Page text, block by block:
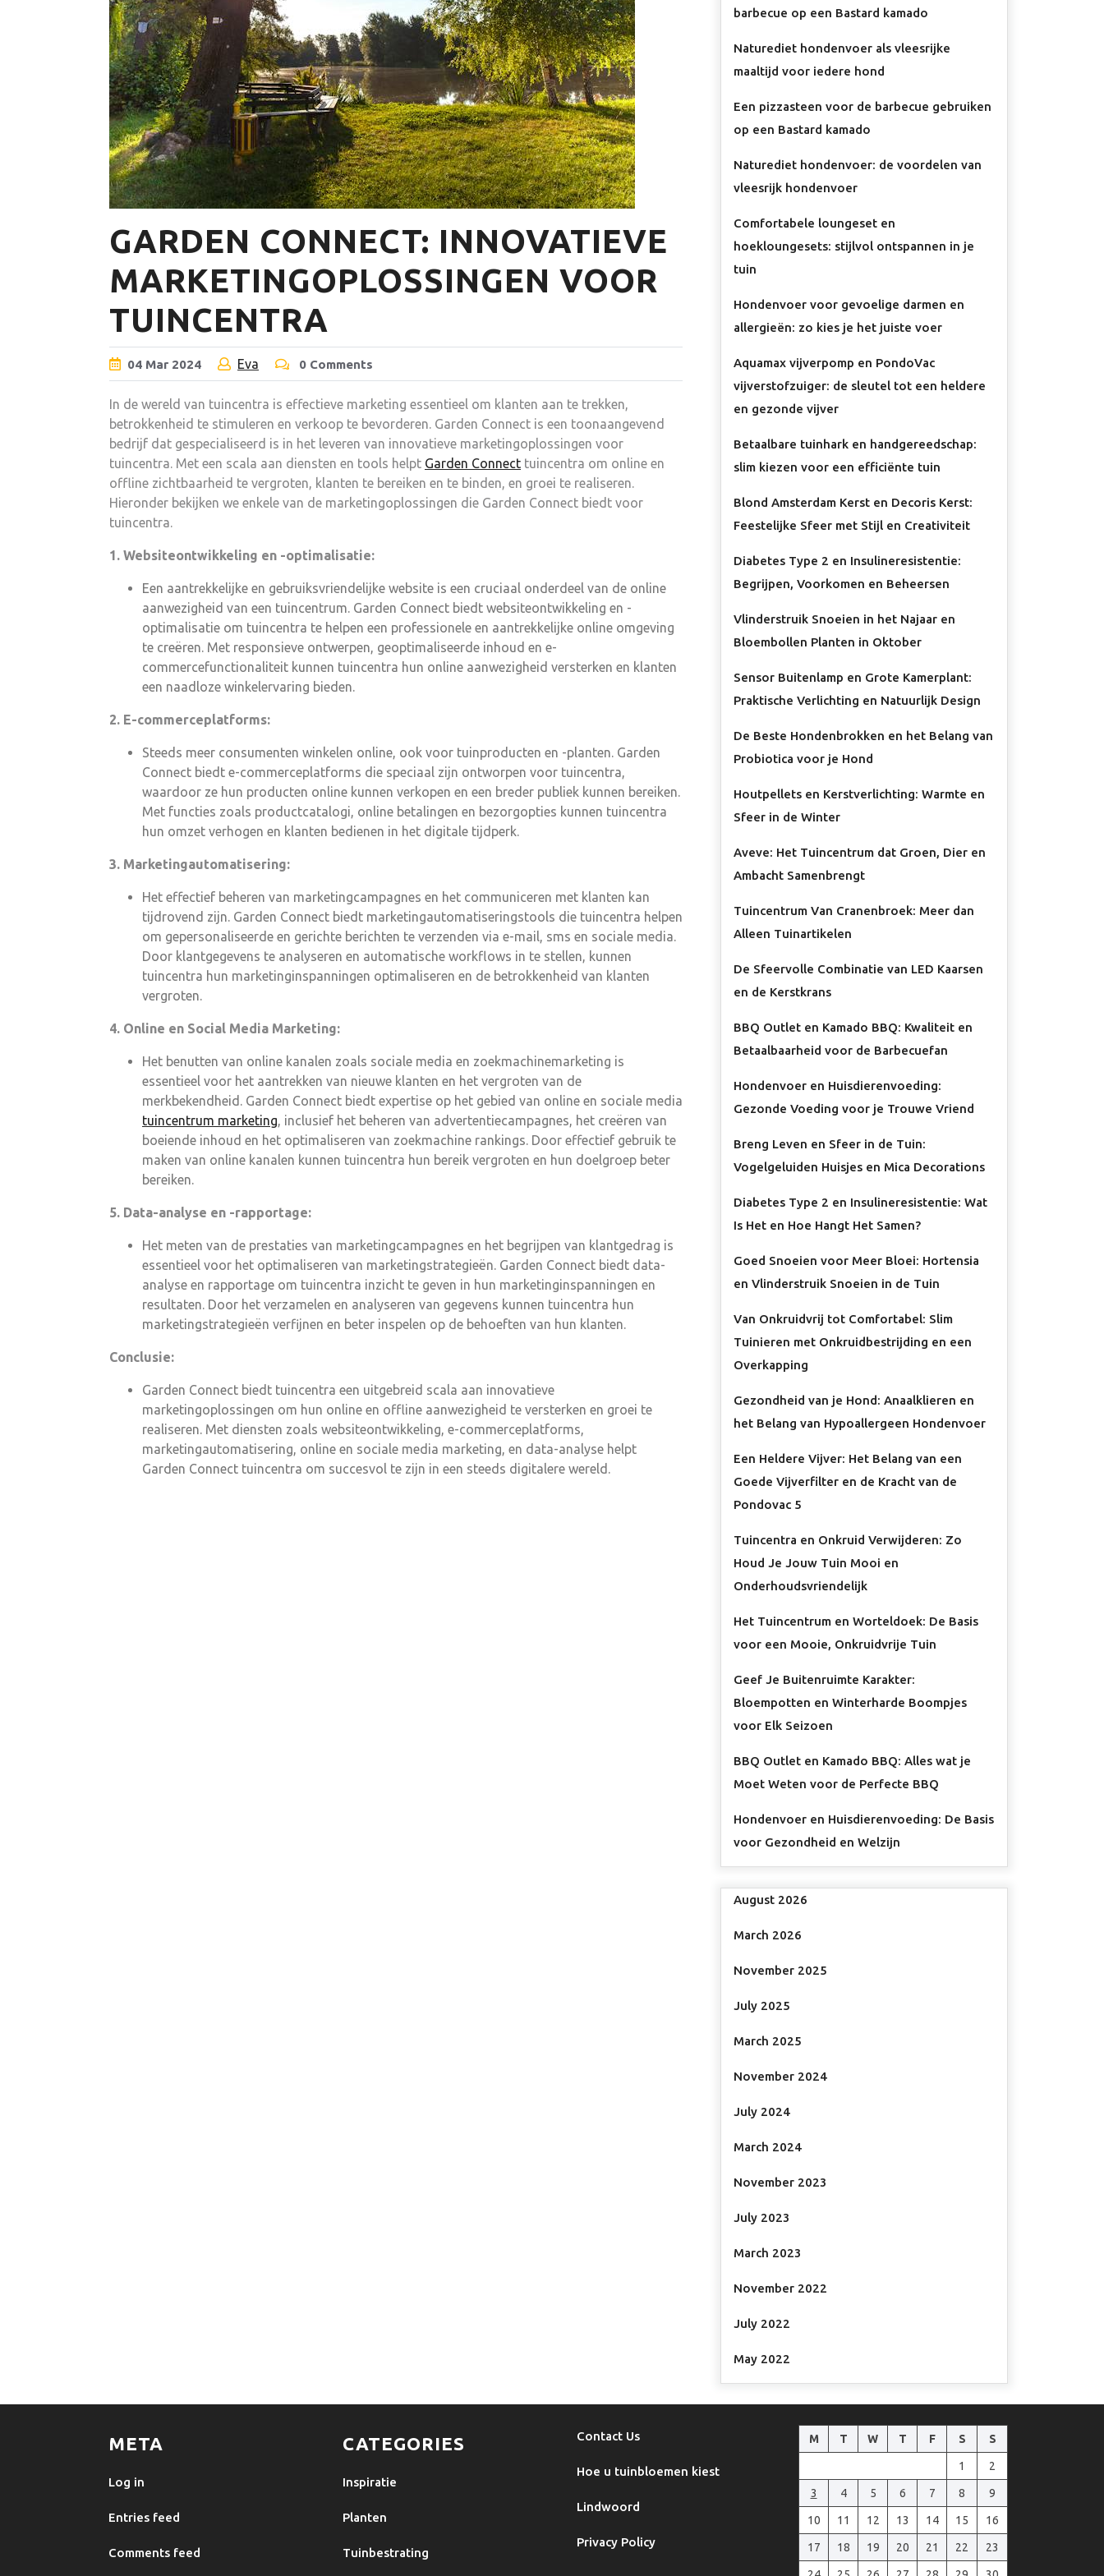
GARDEN CONNECT: INNOVATIEVE
MARKETINGOPLOSSINGEN VOOR
TUINCENTRA
04 Mar 2024 Eva 0 Comments
In de wereld van tuincentra is effectieve marketing essentieel om klanten aan te trekken,
betrokkenheid te stimuleren en verkoop te bevorderen. Garden Connect is een toonaangevend
bedrijf dat gespecialiseerd is in het leveren van innovatieve marketingoplossingen voor
tuincentra. Met een scala aan diensten en tools helpt Garden Connect tuincentra om online en
offline zichtbaarheid te vergroten, klanten te bereiken en te binden, en groei te realiseren.
Hieronder bekijken we enkele van de marketingoplossingen die Garden Connect biedt voor
tuincentra.
1. Websiteontwikkeling en -optimalisatie:
Een aantrekkelijke en gebruiksvriendelijke website is een cruciaal onderdeel van de online
aanwezigheid van een tuincentrum. Garden Connect biedt websiteontwikkeling en -
optimalisatie om tuincentra te helpen een professionele en aantrekkelijke online omgeving
te creëren. Met responsieve ontwerpen, geoptimaliseerde inhoud en e-
commercefunctionaliteit kunnen tuincentra hun online aanwezigheid versterken en klanten
een naadloze winkelervaring bieden.
2. E-commerceplatforms:
Steeds meer consumenten winkelen online, ook voor tuinproducten en -planten. Garden
Connect biedt e-commerceplatforms die speciaal zijn ontworpen voor tuincentra,
waardoor ze hun producten online kunnen verkopen en een breder publiek kunnen bereiken.
Met functies zoals productcatalogi, online betalingen en bezorgopties kunnen tuincentra
hun omzet verhogen en klanten bedienen in het digitale tijdperk.
3. Marketingautomatisering:
Het effectief beheren van marketingcampagnes en het communiceren met klanten kan
tijdrovend zijn. Garden Connect biedt marketingautomatiseringstools die tuincentra helpen
om gepersonaliseerde en gerichte berichten te verzenden via e-mail, sms en sociale media.
Door klantgegevens te analyseren en automatische workflows in te stellen, kunnen
tuincentra hun marketinginspanningen optimaliseren en de betrokkenheid van klanten
vergroten.
4. Online en Social Media Marketing:
Het benutten van online kanalen zoals sociale media en zoekmachinemarketing is
essentieel voor het aantrekken van nieuwe klanten en het vergroten van de
merkbekendheid. Garden Connect biedt expertise op het gebied van online en sociale media
tuincentrum marketing, inclusief het beheren van advertentiecampagnes, het creëren van
boeiende inhoud en het optimaliseren van zoekmachine rankings. Door effectief gebruik te
maken van online kanalen kunnen tuincentra hun bereik vergroten en hun doelgroep beter
bereiken.
5. Data-analyse en -rapportage:
Het meten van de prestaties van marketingcampagnes en het begrijpen van klantgedrag is
essentieel voor het optimaliseren van marketingstrategieën. Garden Connect biedt data-
analyse en rapportage om tuincentra inzicht te geven in hun marketinginspanningen en
resultaten. Door het verzamelen en analyseren van gegevens kunnen tuincentra hun
marketingstrategieën verfijnen en beter inspelen op de behoeften van hun klanten.
Conclusie:
Garden Connect biedt tuincentra een uitgebreid scala aan innovatieve
marketingoplossingen om hun online en offline aanwezigheid te versterken en groei te
realiseren. Met diensten zoals websiteontwikkeling, e-commerceplatforms,
marketingautomatisering, online en sociale media marketing, en data-analyse helpt
Garden Connect tuincentra om succesvol te zijn in een steeds digitalere wereld.
barbecue op een Bastard kamado
Naturediet hondenvoer als vleesrijke
maaltijd voor iedere hond
Een pizzasteen voor de barbecue gebruiken
op een Bastard kamado
Naturediet hondenvoer: de voordelen van
vleesrijk hondenvoer
Comfortabele loungeset en
hoekloungesets: stijlvol ontspannen in je
tuin
Hondenvoer voor gevoelige darmen en
allergieën: zo kies je het juiste voer
Aquamax vijverpomp en PondoVac
vijverstofzuiger: de sleutel tot een heldere
en gezonde vijver
Betaalbare tuinhark en handgereedschap:
slim kiezen voor een efficiënte tuin
Blond Amsterdam Kerst en Decoris Kerst:
Feestelijke Sfeer met Stijl en Creativiteit
Diabetes Type 2 en Insulineresistentie:
Begrijpen, Voorkomen en Beheersen
Vlinderstruik Snoeien in het Najaar en
Bloembollen Planten in Oktober
Sensor Buitenlamp en Grote Kamerplant:
Praktische Verlichting en Natuurlijk Design
De Beste Hondenbrokken en het Belang van
Probiotica voor je Hond
Houtpellets en Kerstverlichting: Warmte en
Sfeer in de Winter
Aveve: Het Tuincentrum dat Groen, Dier en
Ambacht Samenbrengt
Tuincentrum Van Cranenbroek: Meer dan
Alleen Tuinartikelen
De Sfeervolle Combinatie van LED Kaarsen
en de Kerstkrans
BBQ Outlet en Kamado BBQ: Kwaliteit en
Betaalbaarheid voor de Barbecuefan
Hondenvoer en Huisdierenvoeding:
Gezonde Voeding voor je Trouwe Vriend
Breng Leven en Sfeer in de Tuin:
Vogelgeluiden Huisjes en Mica Decorations
Diabetes Type 2 en Insulineresistentie: Wat
Is Het en Hoe Hangt Het Samen?
Goed Snoeien voor Meer Bloei: Hortensia
en Vlinderstruik Snoeien in de Tuin
Van Onkruidvrij tot Comfortabel: Slim
Tuinieren met Onkruidbestrijding en een
Overkapping
Gezondheid van je Hond: Anaalklieren en
het Belang van Hypoallergeen Hondenvoer
Een Heldere Vijver: Het Belang van een
Goede Vijverfilter en de Kracht van de
Pondovac 5
Tuincentra en Onkruid Verwijderen: Zo
Houd Je Jouw Tuin Mooi en
Onderhoudsvriendelijk
Het Tuincentrum en Worteldoek: De Basis
voor een Mooie, Onkruidvrije Tuin
Geef Je Buitenruimte Karakter:
Bloempotten en Winterharde Boompjes
voor Elk Seizoen
BBQ Outlet en Kamado BBQ: Alles wat je
Moet Weten voor de Perfecte BBQ
Hondenvoer en Huisdierenvoeding: De Basis
voor Gezondheid en Welzijn
August 2026
March 2026
November 2025
July 2025
March 2025
November 2024
July 2024
March 2024
November 2023
July 2023
March 2023
November 2022
July 2022
May 2022
META
Log in
Entries feed
Comments feed
CATEGORIES
Inspiratie
Planten
Tuinbestrating
Contact Us
Hoe u tuinbloemen kiest
Lindwoord
Privacy Policy
M T W T F S S
1 2
3 4 5 6 7 8 9
10 11 12 13 14 15 16
17 18 19 20 21 22 23